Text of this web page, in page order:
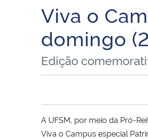
Secretaria de Governo
Início do conteúdo
Viva o
domingo
Edição
A UFSM, por meio da Pró-
Viva o Campus especial